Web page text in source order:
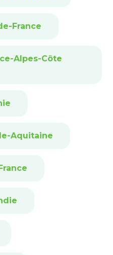
France
Alpes-Côte
Aquitaine